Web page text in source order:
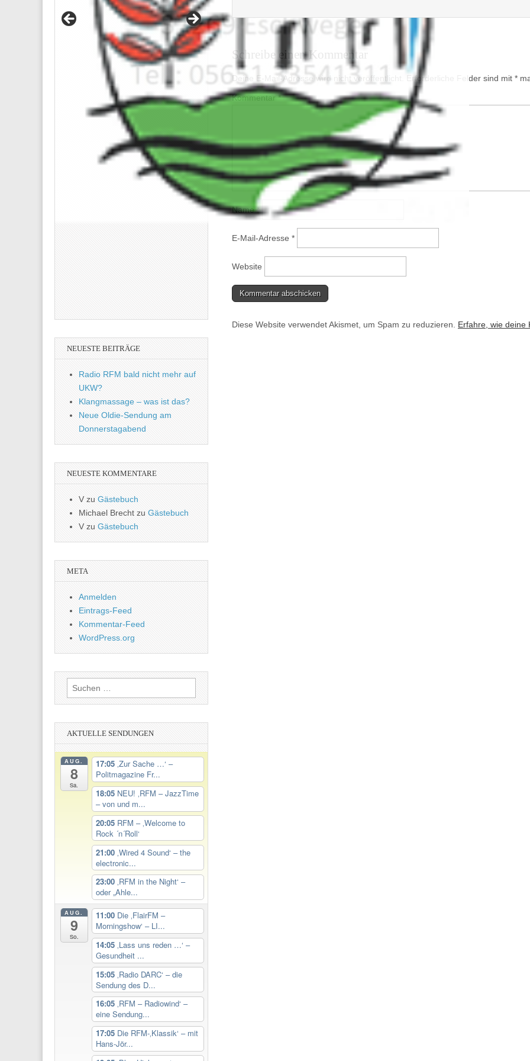
Schreibe einen Kommentar
Deine E-Mail-Adresse wird nicht veröffentlicht. Erforderliche Felder sind mit *
Kommentar*
Name*
E-Mail-Adresse *
Website
Diese Website verwendet Akismet, um Spam zu reduzieren. Erfahre, wie deine
NEUESTE BEITRÄGE
Radio RFM bald nicht mehr auf
UKW?
Klangmassage – was ist das?
Neue Oldie-Sendung am
Donnerstagabend
NEUESTE KOMMENTARE
V zu Gästebuch
Michael Brecht zu Gästebuch
Vzu Gästebuch
META
Anmelden
Eintrags-Feed
Kommentar-Feed
WordPress.org
Suchen
nach:
AKTUELLE SENDUNGEN
AUG.
8
Sa.
17:05 ‚Zur Sache …‘ –
Politmagazine Fr...
18:05 NEU! ‚RFM – JazzTime
– von und m...
20:05 RFM – ‚Welcome to
Rock ´n´Roll‘
21:00 ‚Wired 4 Sound‘ – the
electronic...
23:00 ‚RFM in the Night‘ –
oder „Ahle...
AUG.
9
So.
11:00 Die ‚FlairFM –
Morningshow‘ – LI...
14:05 ‚Lass uns reden …‘ –
Gesundheit ...
15:05 ‚Radio DARC‘ – die
Sendung des D...
16:05 ‚RFM – Radiowind‘ –
eine Sendung...
17:05 Die RFM-‚Klassik‘ – mit
Hans-Jör...